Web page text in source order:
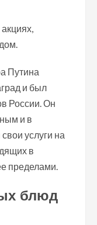
Путина
и был
России. Он
и в
услуги на
в
пределами.
блюд